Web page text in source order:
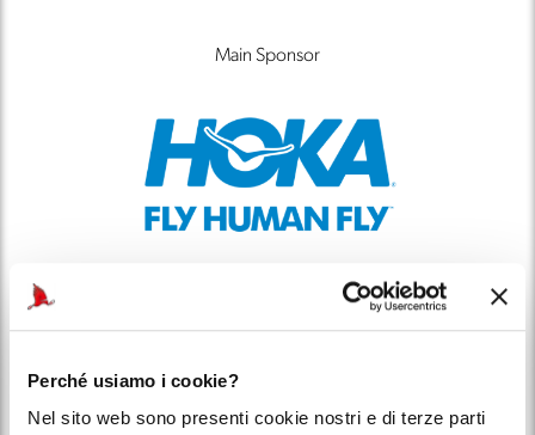
Perché usiamo i cookie?
Nel sito web sono presenti cookie nostri e di terze parti
Main Sponsor